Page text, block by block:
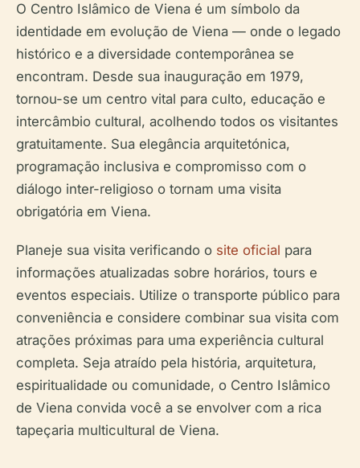
O Centro Islâmico de Viena é um símbolo da
identidade em evolução de Viena — onde o legado
histórico e a diversidade contemporânea se
encontram. Desde sua inauguração em 1979,
tornou-se um centro vital para culto, educação e
intercâmbio cultural, acolhendo todos os visitantes
gratuitamente. Sua elegância arquitetónica,
programação inclusiva e compromisso com o
diálogo inter-religioso o tornam uma visita
obrigatória em Viena.
Planeje sua visita verificando o site oficial para
informações atualizadas sobre horários, tours e
eventos especiais. Utilize o transporte público para
conveniência e considere combinar sua visita com
atrações próximas para uma experiência cultural
completa. Seja atraído pela história, arquitetura,
espiritualidade ou comunidade, o Centro Islâmico
de Viena convida você a se envolver com a rica
tapeçaria multicultural de Viena.